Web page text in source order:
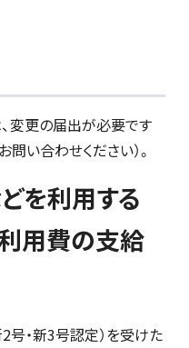
変更の届出が必要です
い合わせください）。
を利用する
用費の支給
号・新3号認定）を受けた